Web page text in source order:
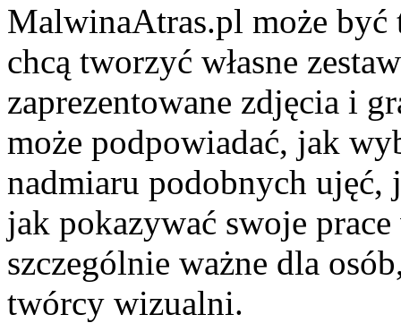
MalwinaAtras.pl może być
chcą tworzyć własne
zaprezentowane zdjęcia i
może podpowiadać, jak
nadmiaru podobnych ujęć,
jak pokazywać swoje
szczególnie ważne dla
twórcy wizualni.